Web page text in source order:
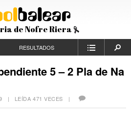
de Nofre Riera
RESULTADOS
5 – 2 Pla de Na
| LEÍDA 471 VECES |